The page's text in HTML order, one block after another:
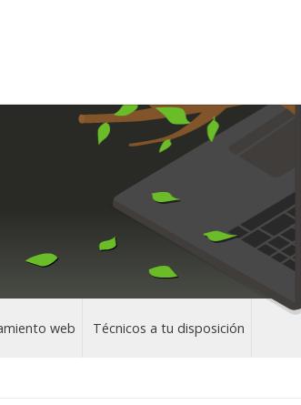
web Técnicos a tu disposición